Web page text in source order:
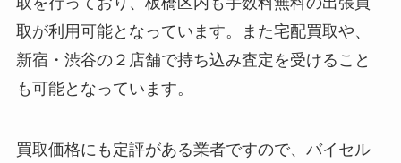
取が利用可能となっています。また宅配買取や、
新宿・渋谷の２店舗で持ち込み査定を受けること
も可能となっています。
買取価格にも定評がある業者ですので、バイセル